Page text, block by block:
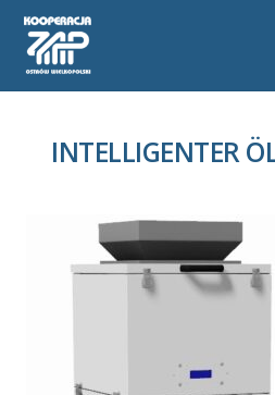
INTELLIGENTER